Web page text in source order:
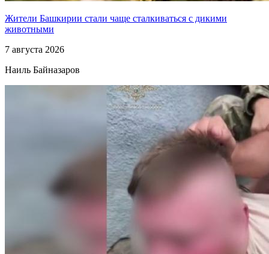
Жители Башкирии стали чаще сталкиваться с дикими
животными
7 августа 2026
Наиль Байназаров